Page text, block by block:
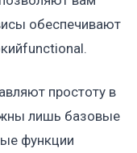
обеспечивают
простоту в
лишь базовые
функции